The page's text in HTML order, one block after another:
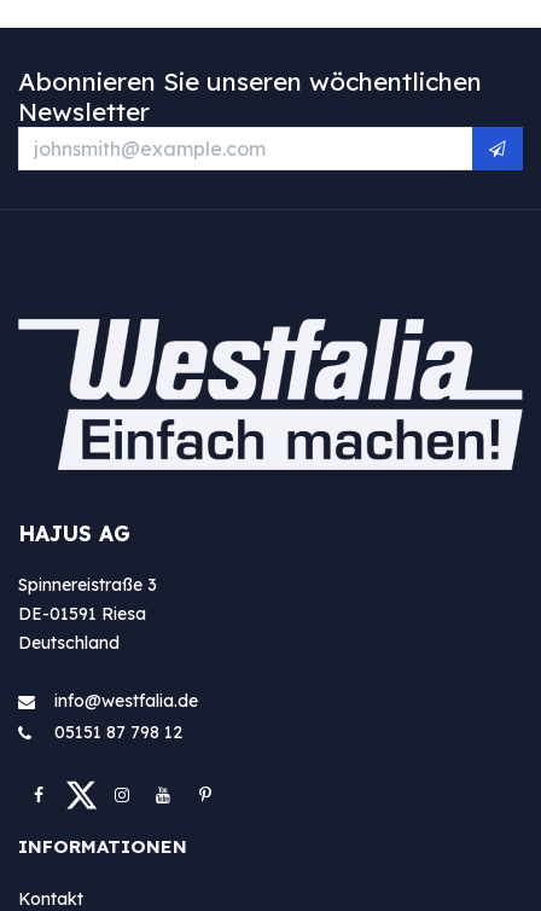
Abonnieren Sie unseren wöchentlichen
Newsletter
HAJUS AG
Spinnereistraße 3
DE-01591 Riesa
Deutschland
info@westfa​lia.de
05151 87 798 12
INFORMATIONEN
Kontakt